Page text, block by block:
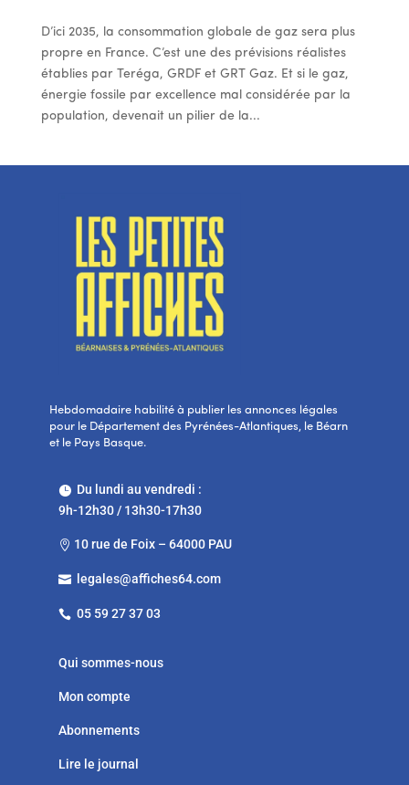
D’ici 2035, la consommation globale de gaz sera plus
propre en France. C’est une des prévisions réalistes
établies par Teréga, GRDF et GRT Gaz. Et si le gaz,
énergie fossile par excellence mal considérée par la
population, devenait un pilier de la...
Hebdomadaire habilité à publier les annonces légales
pour le Département des Pyrénées-Atlantiques, le Béarn
et le Pays Basque.
Du lundi au vendredi :
9h-12h30 / 13h30-17h30
 10 rue de Foix – 64000 PAU
 legales@affiches64.com
 05 59 27 37 03
Qui sommes-nous
Mon compte
Abonnements
Lire le journal